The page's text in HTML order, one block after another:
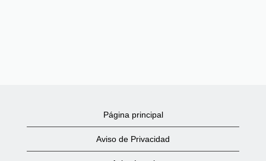
Página principal
Aviso de Privacidad